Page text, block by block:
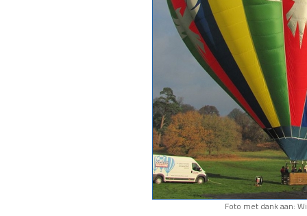
Foto met dank aan: